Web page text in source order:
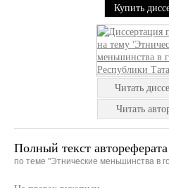
Купить
Читать
Читать
Полный текст
по теме "Этнические меньшинства в